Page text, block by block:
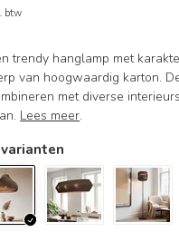
btw
trendy hanglamp met
van hoogwaardig karton.
met diverse
Lees meer.